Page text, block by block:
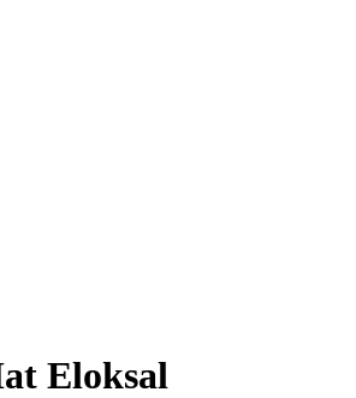
Eloksal